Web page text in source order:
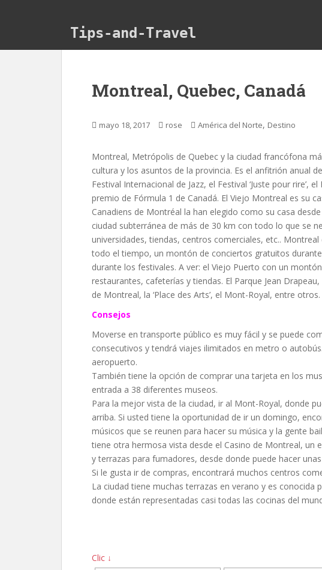
Tips-and-Travel
Montreal, Quebec, Canadá
mayo 18, 2017 rose América del Norte, Destino
Montreal, Metrópolis de Quebec y la ciudad francófona
cultura y los asuntos de la provincia. Es el anfitrión anual
Festival Internacional de Jazz, el Festival ‘Juste pour rire’,
premio de Fórmula 1 de Canadá. El Viejo Montreal es su
Canadiens de Montréal la han elegido como su casa
ciudad subterránea de más de 30 km con todo lo que se
universidades, tiendas, centros comerciales, etc..
todo el tiempo, un montón de conciertos gratuitos
durante los festivales. A ver: el Viejo Puerto con un
restaurantes, cafeterías y tiendas. El Parque Jean
de Montreal, la ‘Place des Arts’, el Mont-Royal, entre otros.
Consejos
Moverse en transporte público es muy fácil y se puede
consecutivos y tendrá viajes ilimitados en metro o
aeropuerto.
También tiene la opción de comprar una tarjeta en los
entrada a 38 diferentes museos.
Para la mejor vista de la ciudad, ir al Mont-Royal, donde
arriba. Si usted tiene la oportunidad de ir un domingo,
músicos que se reunen para hacer su música y la gente
tiene otra hermosa vista desde el Casino de Montreal, un
y terrazas para fumadores, desde donde puede hacer
Si le gusta ir de compras, encontrará muchos centros
La ciudad tiene muchas terrazas en verano y es conocida
donde están representadas casi todas las cocinas del
Clic ↓